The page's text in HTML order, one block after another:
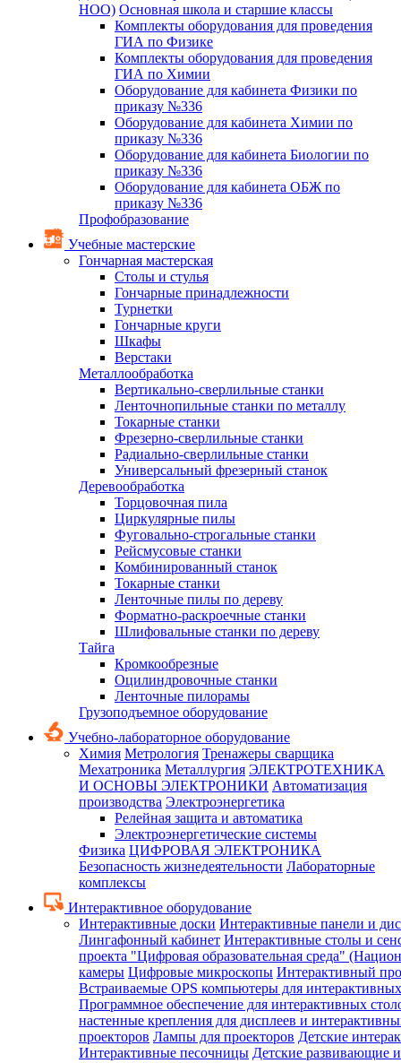
НОО) Основная школа и старшие классы
Комплекты оборудования для проведения
ГИА по Физике
Комплекты оборудования для проведения
ГИА по Химии
Оборудование для кабинета Физики по
приказу №336
Оборудование для кабинета Химии по
приказу №336
Оборудование для кабинета Биологии по
приказу №336
Оборудование для кабинета ОБЖ по
приказу №336
Профобразование
Учебные мастерские
Гончарная мастерская
Столы и стулья
Гончарные принадлежности
Турнетки
Гончарные круги
Шкафы
Верстаки
Металлообработка
Вертикально-сверлильные станки
Ленточнопильные станки по металлу
Токарные станки
Фрезерно-сверлильные станки
Радиально-сверлильные станки
Универсальный фрезерный станок
Деревообработка
Торцовочная пила
Циркулярные пилы
Фуговально-строгальные станки
Рейсмусовые станки
Комбинированный станок
Токарные станки
Ленточные пилы по дереву
Форматно-раскроечные станки
Шлифовальные станки по дереву
Тайга
Кромкообрезные
Оцилиндровочные станки
Ленточные пилорамы
Грузоподъемное оборудование
Учебно-лабораторное оборудование
Химия Метрология Тренажеры сварщика
Мехатроника Металлургия ЭЛЕКТРОТЕХНИКА
И ОСНОВЫ ЭЛЕКТРОНИКИ Автоматизация
производства Электроэнергетика
Релейная защита и автоматика
Электроэнергетические системы
Физика ЦИФРОВАЯ ЭЛЕКТРОНИКА
Безопасность жизнедеятельности Лабораторные
комплексы
Интерактивное оборудование
Интерактивные доски Интерактивные панели и
Лингафонный кабинет Интерактивные столы и
проекта "Цифровая образовательная среда"
камеры Цифровые микроскопы Интерактивный
Встраиваемые OPS компьютеры для
Программное обеспечение для интерактивных
настенные крепления для дисплеев и
проекторов Лампы для проекторов Детские
Интерактивные песочницы Детские развивающие